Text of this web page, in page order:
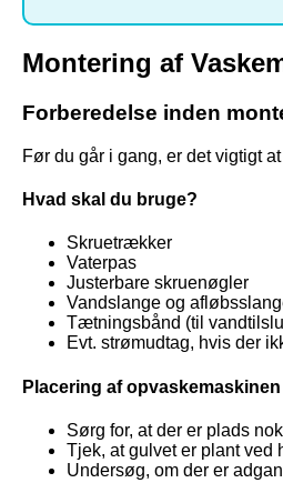
Montering af
Forberedelse inden
Før du går i gang, er det vigtigt
Hvad skal du bruge?
Skruetrækker
Vaterpas
Justerbare skruenøgler
Vandslange og
Tætningsbånd (til
Evt. strømudtag, hvis der
Placering af opvaskemaskinen
Sørg for, at der er plads
Tjek, at gulvet er plant ved
Undersøg, om der er